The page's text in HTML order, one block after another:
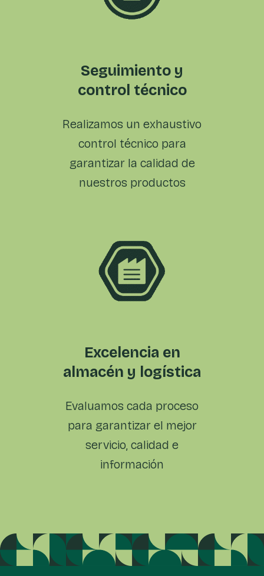
Seguimiento y
control técnico
Realizamos un exhaustivo
control técnico para
garantizar la calidad de
nuestros productos
Excelencia en
almacén y logística
Evaluamos cada proceso
para garantizar el mejor
servicio, calidad e
información